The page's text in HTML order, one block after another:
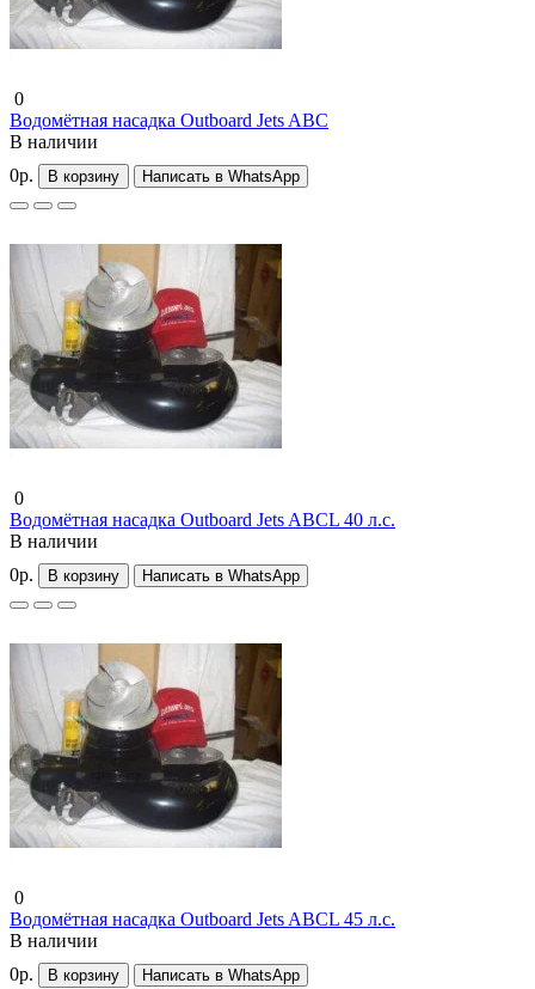
0
Водомётная насадка Outboard Jets ABC
В наличии
0р.
В корзину Написать в WhatsApp
0
Водомётная насадка Outboard Jets ABCL 40 л.с.
В наличии
0р.
В корзину Написать в WhatsApp
0
Водомётная насадка Outboard Jets ABCL 45 л.с.
В наличии
0р.
В корзину Написать в WhatsApp